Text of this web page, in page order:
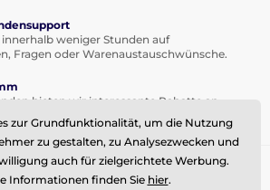
weniger Stunden auf
Fragen oder Warenaustauschwünsche.
bieten wir interessante Rabatte an.
offline
zur Grundfunktionalität, um die Nutzung
zu gestalten, zu Analysezwecken und
auch für zielgerichtete Werbung.
Informationen finden Sie hier.